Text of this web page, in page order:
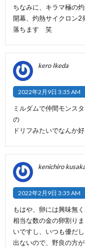
ちなみに、キラマ極の
開幕、灼熱サイクロン2
落ちます 笑
kero Ikeda
2022年2月9日 3:35 AM
ミルダムで仲間モンス
の
ドリフみたいでなんか
kenichiro
2022年2月9日 3:35 AM
もはや、卵には興味無
相当な数の金の卵割り
いですし、いつも優だ
出ないので、野良の方